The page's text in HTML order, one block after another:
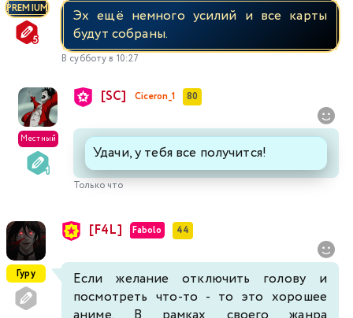
PREMIUM
Эх ещё немного усилий и все карты
будут собраны.
В субботу в 10:27
Местный
[SC] Ciceron_1 80
Удачи, у тебя все получится!
Только что
Гуру
[F4L] Fabolo 44
Если желание отключить голову и
посмотреть что-то - то это хорошее